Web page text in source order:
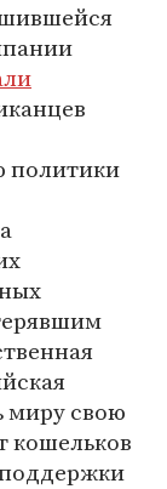
политики
миру свою
кошельков